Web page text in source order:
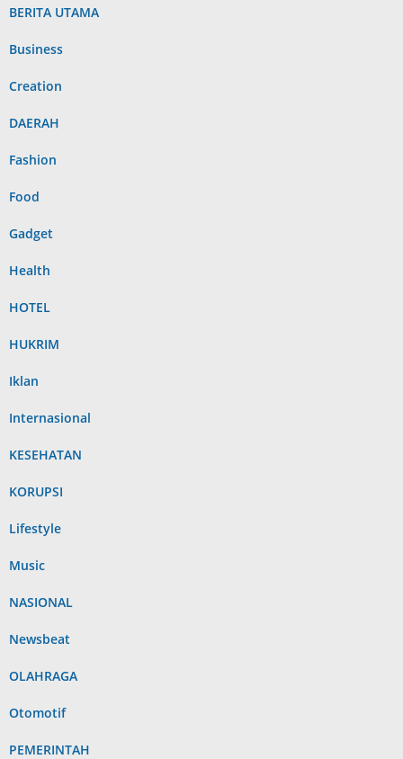
BERITA UTAMA
Business
Creation
DAERAH
Fashion
Food
Gadget
Health
HOTEL
HUKRIM
Iklan
Internasional
KESEHATAN
KORUPSI
Lifestyle
Music
NASIONAL
Newsbeat
OLAHRAGA
Otomotif
PEMERINTAH